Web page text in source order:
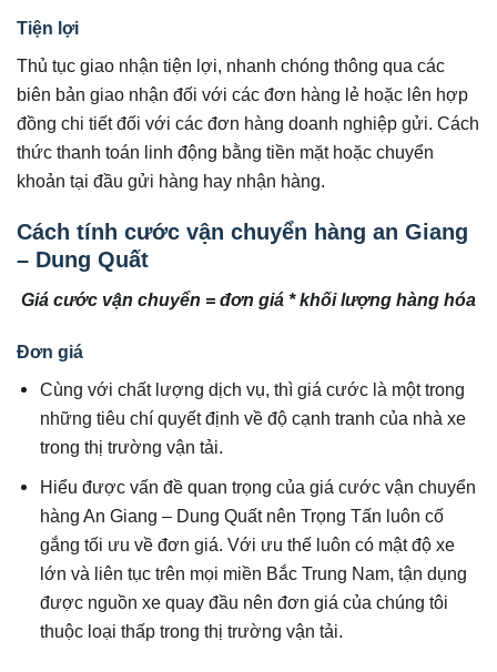
Tiện lợi
Thủ tục giao nhận tiện lợi, nhanh chóng thông qua các
biên bản giao nhận đối với các đơn hàng lẻ hoặc lên hợp
đồng chi tiết đối với các đơn hàng doanh nghiệp gửi. Cách
thức thanh toán linh động bằng tiền mặt hoặc chuyển
khoản tại đầu gửi hàng hay nhận hàng.
Cách tính cước vận chuyển hàng an Giang
– Dung Quất
Giá cước vận chuyển = đơn giá * khối lượng hàng hóa
Đơn giá
Cùng với chất lượng dịch vụ, thì giá cước là một trong
những tiêu chí quyết định về độ cạnh tranh của nhà xe
trong thị trường vận tải.
Hiểu được vấn đề quan trọng của giá cước vận chuyển
hàng An Giang – Dung Quất nên Trọng Tấn luôn cố
gắng tối ưu về đơn giá. Với ưu thế luôn có mật độ xe
lớn và liên tục trên mọi miền Bắc Trung Nam, tận dụng
được nguồn xe quay đầu nên đơn giá của chúng tôi
thuộc loại thấp trong thị trường vận tải.